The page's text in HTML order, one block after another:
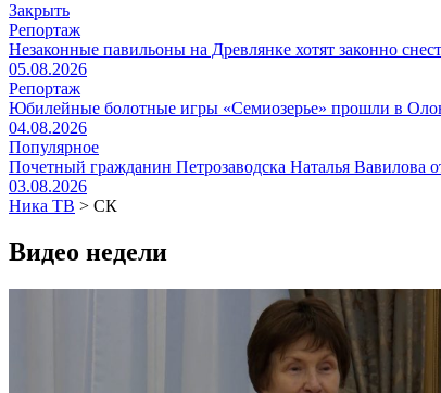
Закрыть
Репортаж
Незаконные павильоны на Древлянке хотят законно
05.08.2026
Репортаж
Юбилейные болотные игры «Семиозерье» прошли в
04.08.2026
Популярное
Почетный гражданин Петрозаводска Наталья Вавилова
03.08.2026
Ника ТВ > СК
Видео недели